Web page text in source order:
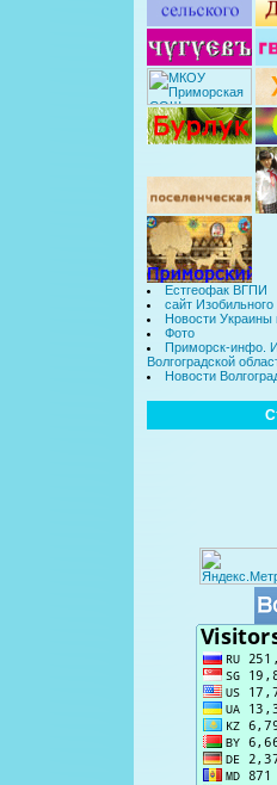
Естгеофак ВГПИ
сайт Изобильного
Новости Украины
Фото
Приморск-инфо.
Волгоградской
Новости